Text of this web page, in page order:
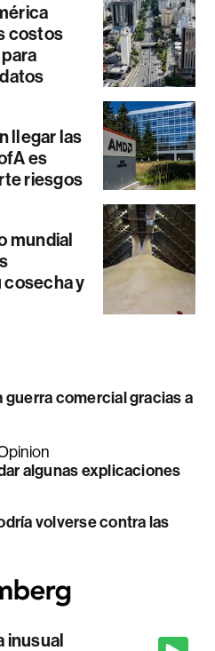
costos
llegar las
es
riesgos
mundial
y
guerra comercial gracias a
algunas explicaciones
volverse contra las
inusual